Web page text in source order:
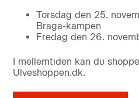
Torsdag den 25.
Braga-kampen
Fredag den 26.
I mellemtiden kan du
Ulveshoppen.dk.